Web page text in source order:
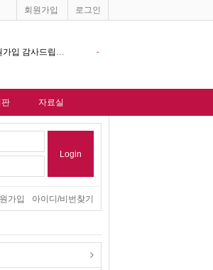
회원가입 로그인
다음포털 싸이트 등록완료 !!!
자료실
Login
아이디/비번찾기
가입